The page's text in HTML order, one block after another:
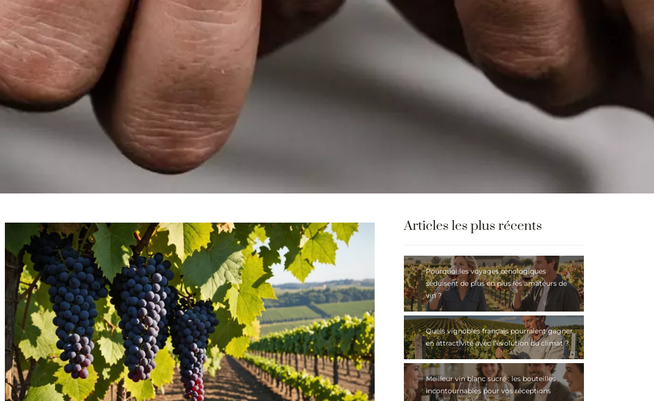
Articles les plus récents
Pourquoi les voyages œnologiques
séduisent de plus en plus les amateurs de
vin ?
Quels vignobles français pourraient gagner
en attractivité avec l’évolution du climat ?
Meilleur vin blanc sucré : les bouteilles
incontournables pour vos réceptions